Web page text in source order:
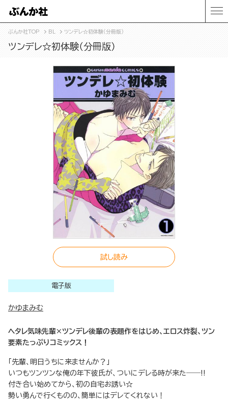
ぶんか社TOP BL ツンデレ☆初体験（分冊版）
ツンデレ☆初体験（分冊版）
試し読み
電子版
かゆまみむ
ヘタレ気味先輩×ツンデレ後輩の表題作をはじめ、エロス炸裂、ツン
要素たっぷりコミックス！
「先輩、明日うちに来ませんか？」
いつもツンツンな俺の年下彼氏が、ついにデレる時が来た――!!
付き合い始めてから、初の自宅お誘い☆
勢い勇んで行くものの、簡単にはデレてくれない！